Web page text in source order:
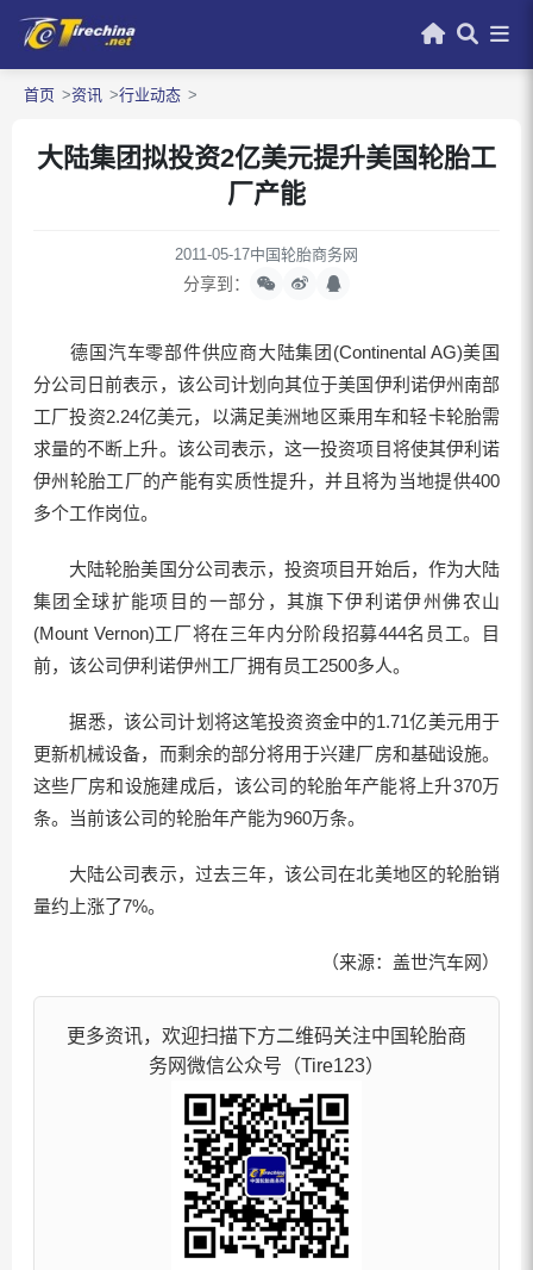
首页 资讯 行业动态
大陆集团拟投资2亿美元提升美国轮胎工
厂产能
2011-05-17中国轮胎商务网
分享到：
德国汽车零部件供应商大陆集团(Continental AG)美国
分公司日前表示，该公司计划向其位于美国伊利诺伊州南部
工厂投资2.24亿美元，以满足美洲地区乘用车和轻卡轮胎需
求量的不断上升。该公司表示，这一投资项目将使其伊利诺
伊州轮胎工厂的产能有实质性提升，并且将为当地提供400
多个工作岗位。
大陆轮胎美国分公司表示，投资项目开始后，作为大陆
集团全球扩能项目的一部分，其旗下伊利诺伊州佛农山
(Mount Vernon)工厂将在三年内分阶段招募444名员工。目
前，该公司伊利诺伊州工厂拥有员工2500多人。
据悉，该公司计划将这笔投资资金中的1.71亿美元用于
更新机械设备，而剩余的部分将用于兴建厂房和基础设施。
这些厂房和设施建成后，该公司的轮胎年产能将上升370万
条。当前该公司的轮胎年产能为960万条。
大陆公司表示，过去三年，该公司在北美地区的轮胎销
量约上涨了7%。
（来源：盖世汽车网）
更多资讯，欢迎扫描下方二维码关注中国轮胎商
务网微信公众号（Tire123）